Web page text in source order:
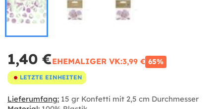
1,40 €EHEMALIGER VK:3,99 € 65%
LETZTE EINHEITEN
Lieferumfang: 15 gr Konfetti mit 2,5 cm Durchmesser